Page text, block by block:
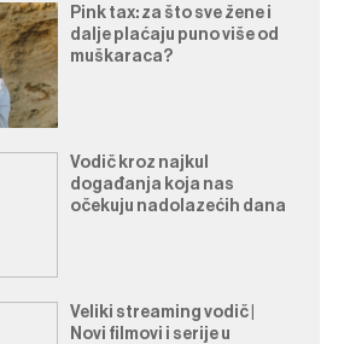
Pink tax: za što sve žene i
dalje plaćaju puno više od
muškaraca?
Vodič kroz najkul
događanja koja nas
očekuju nadolazećih dana
Veliki streaming vodič |
Novi filmovi i serije u